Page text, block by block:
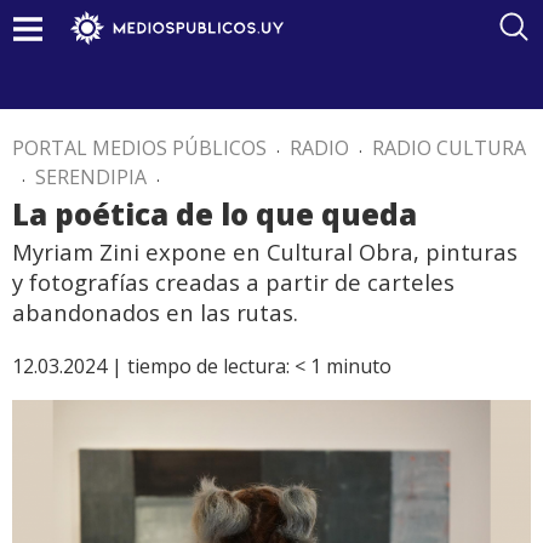
PORTAL MEDIOS PÚBLICOS . RADIO . RADIO CULTURA
. SERENDIPIA .
La poética de lo que queda
Myriam Zini expone en Cultural Obra, pinturas
y fotografías creadas a partir de carteles
abandonados en las rutas.
12.03.2024 | tiempo de lectura: < 1 minuto